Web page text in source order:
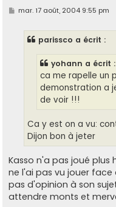
M
mar. 17 août, 2004 9:55 pm
parissco a écrit :
yohann a écrit :
ca me rapelle un
demonstration a
de voir !!!
Ca y est on a vu:
Dijon bon à jeter
Kasso n'a pas joué plus
ne l'ai pas vu jouer
pas d'opinion à son
attendre monts et